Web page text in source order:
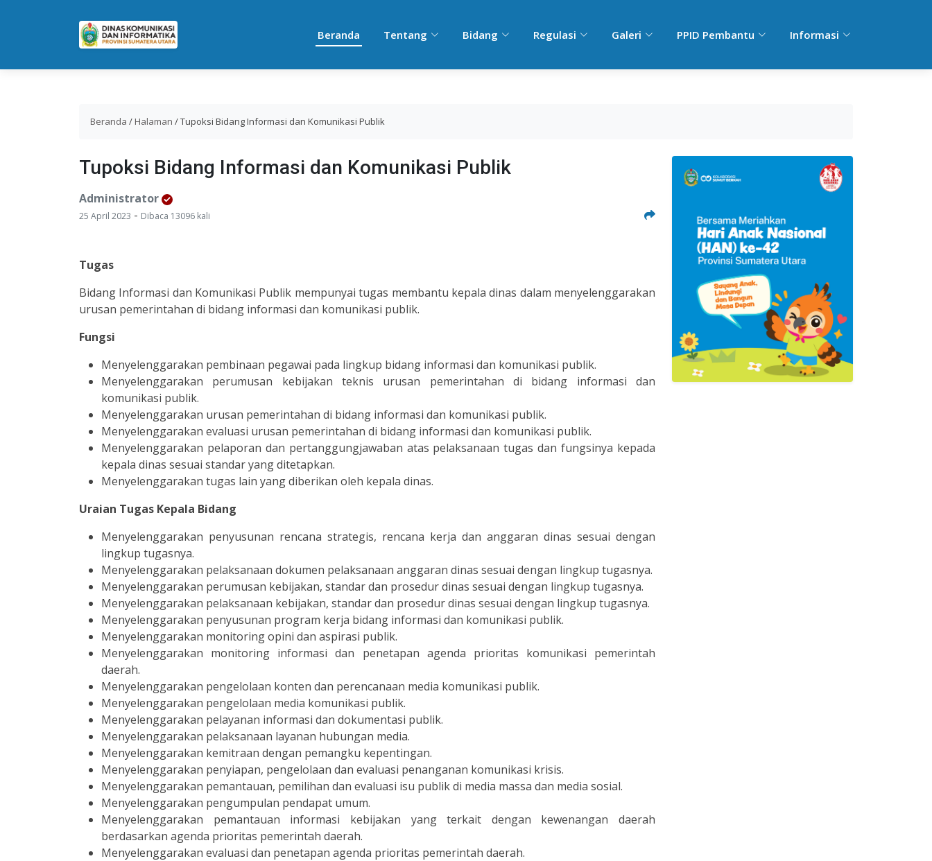
Beranda Tentang Bidang Regulasi Galeri PPID Pembantu Informasi
Beranda / Halaman /Tupoksi Bidang Informasi dan Komunikasi Publik
Tupoksi Bidang Informasi dan Komunikasi Publik
Administrator
25 April 2023 - Dibaca 13096 kali
Tugas
Bidang Informasi dan Komunikasi Publik mempunyai tugas membantu kepala dinas dalam menyelenggarakan
urusan pemerintahan di bidang informasi dan komunikasi publik.
Fungsi
Menyelenggarakan pembinaan pegawai pada lingkup bidang informasi dan komunikasi publik.
Menyelenggarakan perumusan kebijakan teknis urusan pemerintahan di bidang informasi dan
komunikasi publik.
Menyelenggarakan urusan pemerintahan di bidang informasi dan komunikasi publik.
Menyelenggarakan evaluasi urusan pemerintahan di bidang informasi dan komunikasi publik.
Menyelenggarakan pelaporan dan pertanggungjawaban atas pelaksanaan tugas dan fungsinya kepada
kepala dinas sesuai standar yang ditetapkan.
Menyelenggarakan tugas lain yang diberikan oleh kepala dinas.
Uraian Tugas Kepala Bidang
Menyelenggarakan penyusunan rencana strategis, rencana kerja dan anggaran dinas sesuai dengan
lingkup tugasnya.
Menyelenggarakan pelaksanaan dokumen pelaksanaan anggaran dinas sesuai dengan lingkup tugasnya.
Menyelenggarakan perumusan kebijakan, standar dan prosedur dinas sesuai dengan lingkup tugasnya.
Menyelenggarakan pelaksanaan kebijakan, standar dan prosedur dinas sesuai dengan lingkup tugasnya.
Menyelenggarakan penyusunan program kerja bidang informasi dan komunikasi publik.
Menyelenggarakan monitoring opini dan aspirasi publik.
Menyelenggarakan monitoring informasi dan penetapan agenda prioritas komunikasi pemerintah
daerah.
Menyelenggarakan pengelolaan konten dan perencanaan media komunikasi publik.
Menyelenggarakan pengelolaan media komunikasi publik.
Menyelenggarakan pelayanan informasi dan dokumentasi publik.
Menyelenggarakan pelaksanaan layanan hubungan media.
Menyelenggarakan kemitraan dengan pemangku kepentingan.
Menyelenggarakan penyiapan, pengelolaan dan evaluasi penanganan komunikasi krisis.
Menyelenggarakan pemantauan, pemilihan dan evaluasi isu publik di media massa dan media sosial.
Menyelenggarakan pengumpulan pendapat umum.
Menyelenggarakan pemantauan informasi kebijakan yang terkait dengan kewenangan daerah
berdasarkan agenda prioritas pemerintah daerah.
Menyelenggarakan evaluasi dan penetapan agenda prioritas pemerintah daerah.